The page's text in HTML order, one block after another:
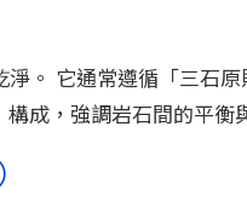
。 它通常遵循「三石
成，強調岩石間的平衡